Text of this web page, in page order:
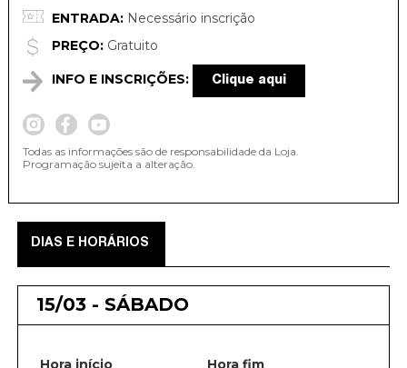
ENTRADA:Necessário inscrição
PREÇO:Gratuito
INFO E INSCRIÇÕES: Clique aqui
Todas as informações são de responsabilidade da Loja.
Programação sujeita a alteração.
DIAS E HORÁRIOS
15/03 - SÁBADO
Hora início Hora fim